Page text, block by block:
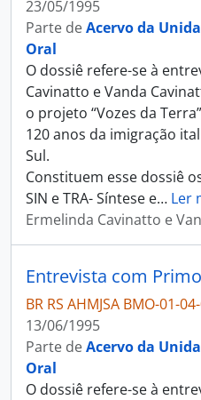
23/05/1995
Parte deAcervo da
Oral
O dossiê refere-se à
Cavinatto e Vanda
o projeto “Vozes da
120 anos da imigração
Sul.
Constituem esse dossiê
SIN e TRA- Síntese e… Ler
Ermelinda Cavinatto e
BR RS AHMJSA BMO-01-
13/06/1995
Parte deAcervo da
Oral
O dossiê refere-se à